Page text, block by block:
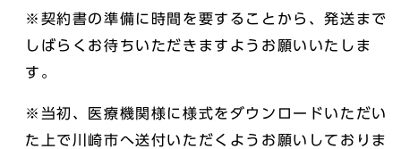
※契約書の準備に時間を要することから、発送まで
しばらくお待ちいただきますようお願いいたしま
す。
※当初、医療機関様に様式をダウンロードいただい
た上で川崎市へ送付いただくようお願いしておりま